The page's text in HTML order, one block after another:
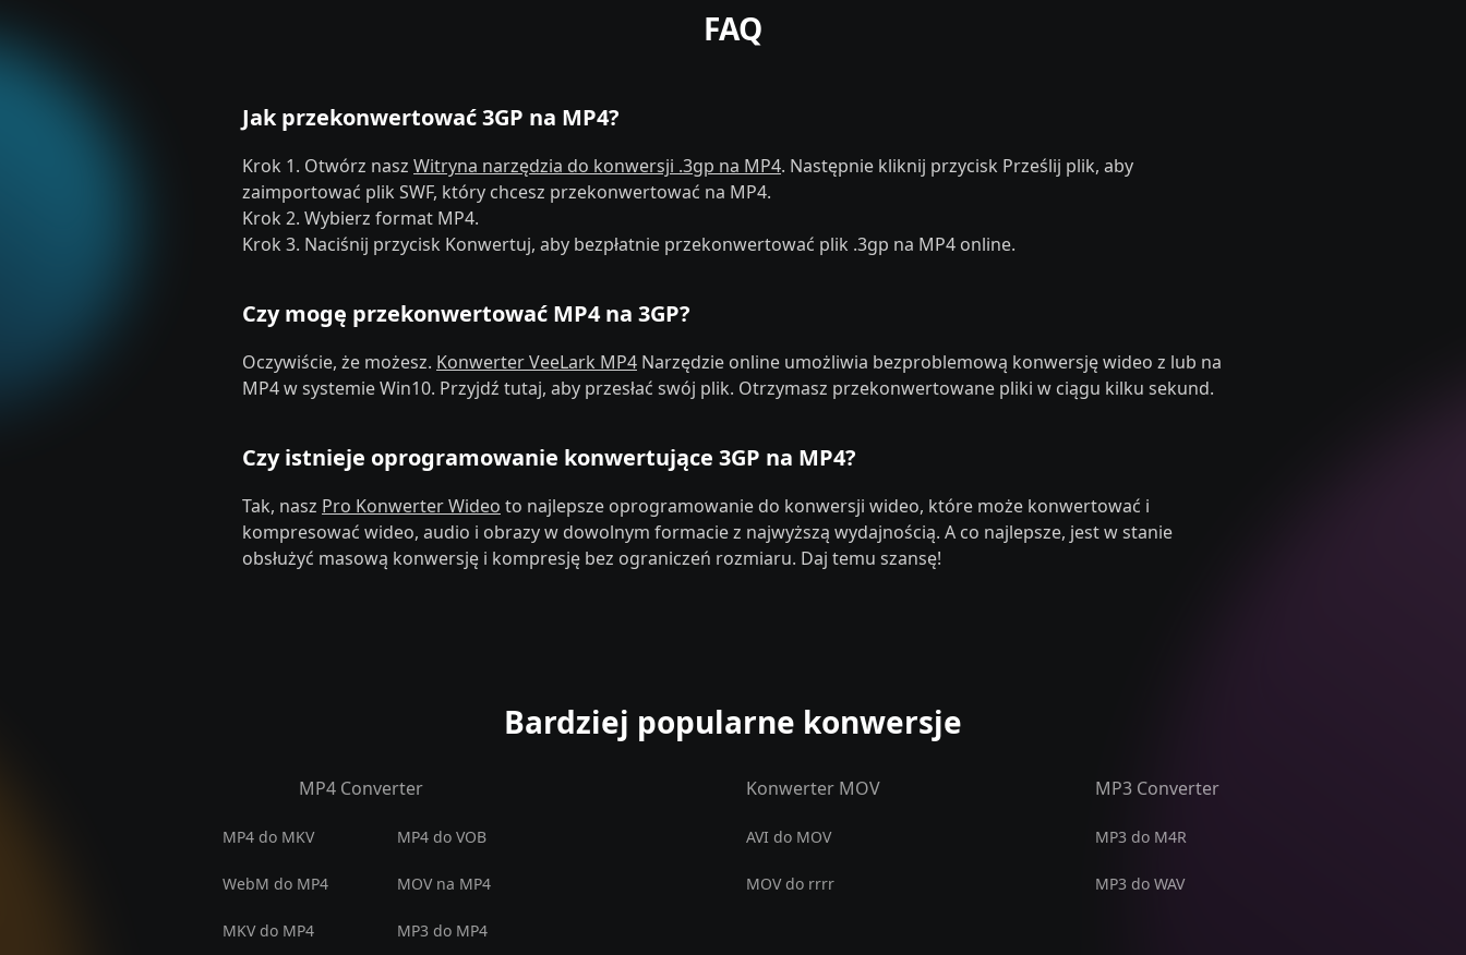
FAQ
Jak przekonwertować 3GP na MP4?
Krok 1. Otwórz nasz Witryna narzędzia do konwersji .3gp na MP4. Następnie kliknij przycisk Prześlij plik, aby
zaimportować plik SWF, który chcesz przekonwertować na MP4.
Krok 2. Wybierz format MP4.
Krok 3. Naciśnij przycisk Konwertuj, aby bezpłatnie przekonwertować plik .3gp na MP4 online.
Czy mogę przekonwertować MP4 na 3GP?
Oczywiście, że możesz. Konwerter VeeLark MP4 Narzędzie online umożliwia bezproblemową konwersję wideo z lub na
MP4 w systemie Win10. Przyjdź tutaj, aby przesłać swój plik. Otrzymasz przekonwertowane pliki w ciągu kilku sekund.
Czy istnieje oprogramowanie konwertujące 3GP na MP4?
Tak, nasz Pro Konwerter Wideo to najlepsze oprogramowanie do konwersji wideo, które może konwertować i
kompresować wideo, audio i obrazy w dowolnym formacie z najwyższą wydajnością. A co najlepsze, jest w stanie
obsłużyć masową konwersję i kompresję bez ograniczeń rozmiaru. Daj temu szansę!
Bardziej popularne konwersje
MP4 Converter
MP4 do MKV MP4 do VOB
WebM do MP4 MOV na MP4
MKV do MP4 MP3 do MP4
Konwerter MOV
AVI do MOV
MOV do rrrr
MP3 Converter
MP3 do M4R
MP3 do WAV